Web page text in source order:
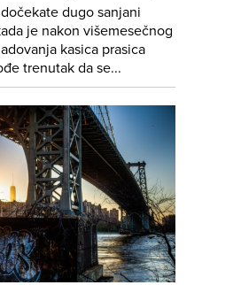
dugo sanjani
je nakon višemesečnog
kasica prasica
trenutak da se...